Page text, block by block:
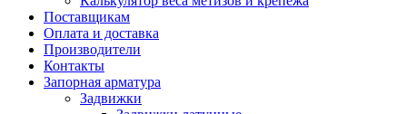
Поставщикам
Оплата и доставка
Производители
Контакты
Запорная арматура
Задвижки